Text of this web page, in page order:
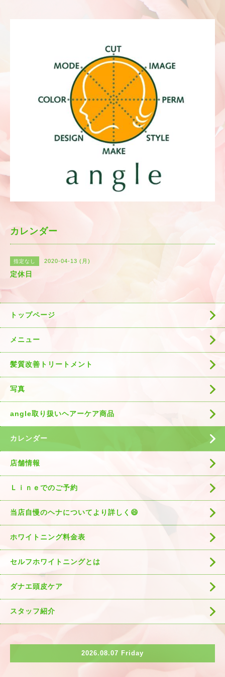
カレンダー
指定なし 2020-04-13 (月)
定休日
トップページ
メニュー
髪質改善トリートメント
写真
angle取り扱いヘアーケア商品
カレンダー
店舗情報
Ｌｉｎｅでのご予約
当店自慢のヘナについてより詳しく😄
ホワイトニング料金表
セルフホワイトニングとは
ダナエ頭皮ケア
スタッフ紹介
2026.08.07 Friday